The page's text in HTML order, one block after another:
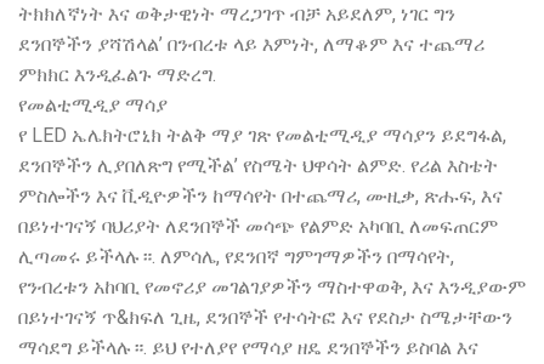
ትክክለኛነት እና ወቅታዊነት ማረጋገጥ ብቻ አይደለም, ነገር ግን
ደንበኞችን ያሻሽላል’ በንብረቱ ላይ እምነት, ለማቆም እና ተጨማሪ
ምክክር እንዲፈልጉ ማድረግ.
የመልቲሚዲያ ማሳያ
የ LED ኤሌክትሮኒክ ትልቅ ማያ ገጽ የመልቲሚዲያ ማሳያን ይደግፋል,
ደንበኞችን ሊያበለጽግ የሚችል’ የስሜት ህዋሳት ልምድ. የሪል እስቴት
ምስሎችን እና ቪዲዮዎችን ከማሳየት በተጨማሪ, ሙዚቃ, ጽሑፍ, እና
በይነተገናኝ ባህሪያት ለደንበኞች መሳጭ የልምድ አካባቢ ለመፍጠርም
ሊጣመሩ ይችላሉ።. ለምሳሌ, የደንበኛ ግምገማዎችን በማሳየት,
የንብረቱን አከባቢ የመኖሪያ መገልገያዎችን ማስተዋወቅ, እና እንዲያውም
በይነተገናኝ ጥ&ክፍለ ጊዜ, ደንበኞች የተሳትፎ እና የደስታ ስሜታቸውን
ማሳደግ ይችላሉ።. ይህ የተለያየ የማሳያ ዘዴ ደንበኞችን ይስባል እና